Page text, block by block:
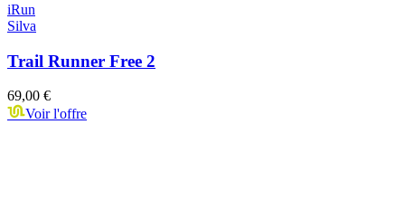
iRun
Silva
Trail Runner Free 2
69,00 €
Voir l'offre